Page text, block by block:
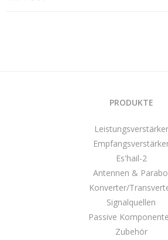
PRODUKTE
Leistungsverstärker
Es'hail-2
Antennen &
Konverter/
Signalquellen
Passive
Zubehör